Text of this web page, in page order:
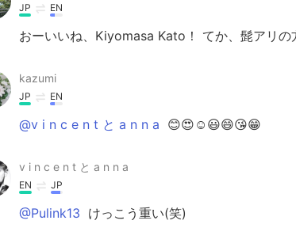
JP EN
おーいいね、Kiyomasa Kato！ てか、髭アリの
kazumi
JP EN
@v i n c e n t と a n n a 😊😍☺😃😄😘😁
v i n c e n t と a n n a
EN JP
@Pulink13 けっこう重い(笑)